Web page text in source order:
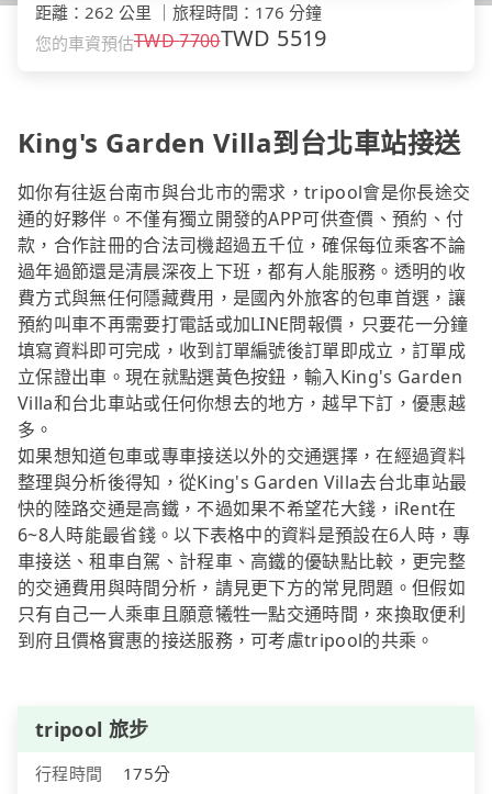
距離 ： 262 公里 旅程時間 ： 176 分鐘
您的車資預估TWD7700TWD 5519
King's Garden Villa到台北車站接送
如你有往返台南市與台北市的需求，tripool會是你長途交
通的好夥伴。不僅有獨立開發的APP可供查價、預約、付
款，合作註冊的合法司機超過五千位，確保每位乘客不論
過年過節還是清晨深夜上下班，都有人能服務。透明的收
費方式與無任何隱藏費用，是國內外旅客的包車首選，讓
預約叫車不再需要打電話或加LINE問報價，只要花一分鐘
填寫資料即可完成，收到訂單編號後訂單即成立，訂單成
立保證出車。現在就點選黃色按鈕，輸入King's Garden
Villa和台北車站或任何你想去的地方，越早下訂，優惠越
多。
如果想知道包車或專車接送以外的交通選擇，在經過資料
整理與分析後得知，從King's Garden Villa去台北車站最
快的陸路交通是高鐵，不過如果不希望花大錢，iRent在
6~8人時能最省錢。以下表格中的資料是預設在6人時，專
車接送、租車自駕、計程車、高鐵的優缺點比較，更完整
的交通費用與時間分析，請見更下方的常見問題。但假如
只有自己一人乘車且願意犧牲一點交通時間，來換取便利
到府且價格實惠的接送服務，可考慮tripool的共乘。
tripool 旅步
行程時間
175分